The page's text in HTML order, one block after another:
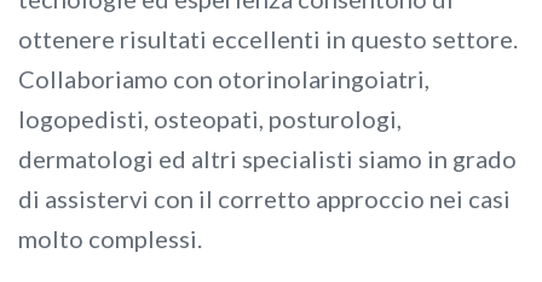
ottenere risultati eccellenti in questo settore.
Collaboriamo con otorinolaringoiatri,
logopedisti, osteopati, posturologi,
dermatologi ed altri specialisti siamo in grado
di assistervi con il corretto approccio nei casi
molto complessi.